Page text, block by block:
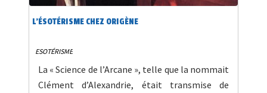
L’ÉSOTÉRISME CHEZ ORIGÈNE
ESOTÉRISME
La « Science de l’Arcane », telle que la nommait
Clément d’Alexandrie, était transmise de